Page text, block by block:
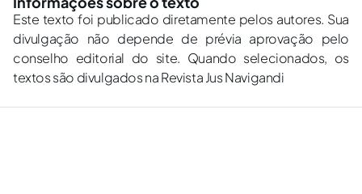
Este texto foi publicado diretamente pelos autores. Sua
divulgação não depende de prévia aprovação pelo
conselho editorial do site. Quando selecionados, os
textos são divulgados na Revista Jus Navigandi